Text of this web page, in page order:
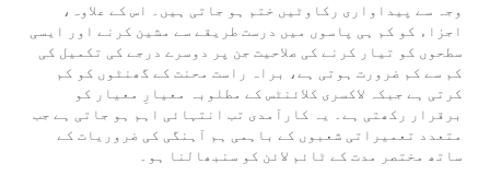
وجہ سے پیداواری رکاوٹیں ختم ہو جاتی ہیں۔ اس کے علاوہ،
اجزاء کو کم ہی پاسوں میں درست طریقے سے مشین کرنے اور ایسی
سطحوں کو تیار کرنے کی صلاحیت جن پر دوسرے درجے کی تکمیل کی
کم سے کم ضرورت ہوتی ہے، براہ راست محنت کے گھنٹوں کو کم
کرتی ہے جبکہ لاکسری کلائنٹس کے مطلوبہ معیارِ معیار کو
برقرار رکھتی ہے۔ یہ کارآمدی تب انتہائی اہم ہو جاتی ہے جب
متعدد تعمیراتی شعبوں کے باہمی ہم آہنگی کی ضروریات کے
ساتھ مختصر مدت کے ٹائم لائن کو سنبھالنا ہو۔